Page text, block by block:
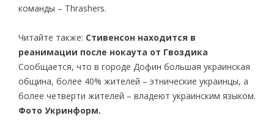
команды – Thrashers.
Читайте также: Стивенсон находится в
реанимации после нокаута от Гвоздика
Сообщается, что в городе Дофин большая украинская
община, более 40% жителей – этнические украинцы, а
более четверти жителей – владеют украинским языком.
Фото Укринформ.